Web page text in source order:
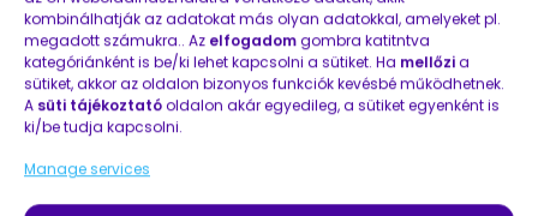
kombinálhatják az adatokat más olyan adatokkal, amelyeket pl.
megadott számukra.. Az elfogadomgombra katitntva
kategóriánként is be/ki lehet kapcsolni a sütiket. Ha mellőzia
sütiket, akkor az oldalon bizonyos funkciók kevésbé működhetnek.
A süti tájékoztató oldalon akár egyedileg, a sütiket egyenként is
ki/be tudja kapcsolni.
Manage services
ÍROK NEKTEK